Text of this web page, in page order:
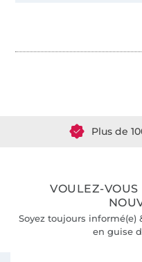
Plus de 1.8
VOULEZ-VOUS
Soyez toujours informé(e)
en guise